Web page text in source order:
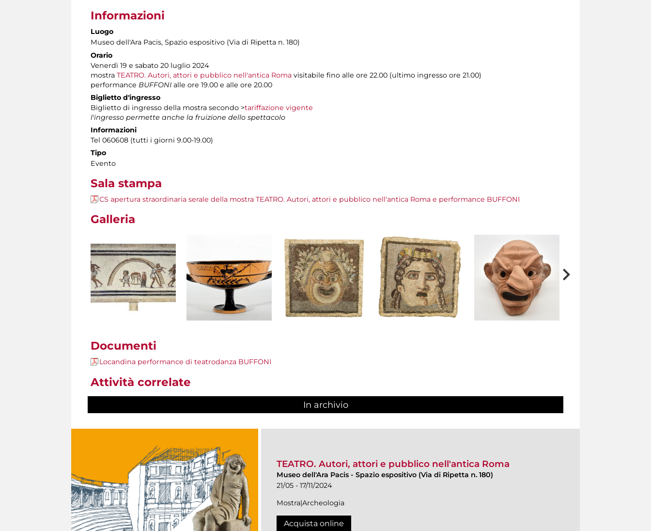
Informazioni
Luogo
Museo dell'Ara Pacis, Spazio espositivo (Via di Ripetta n. 180)
Orario
Venerdì 19 e sabato 20 luglio 2024
mostra TEATRO. Autori, attori e pubblico nell'antica Roma visitabile fino alle ore 22.00 (ultimo ingresso ore 21.00)
performance BUFFONI alle ore 19.00 e alle ore 20.00
Biglietto d'ingresso
Biglietto di ingresso della mostra secondo >tariffazione vigente
l'ingresso permette anche la fruizione dello spettacolo
Informazioni
Tel 060608 (tutti i giorni 9.00-19.00)
Tipo
Evento
Sala stampa
CS apertura straordinaria serale della mostra TEATRO. Autori, attori e pubblico nell'antica Roma e performance BUFFONI
Galleria
Documenti
Locandina performance di teatrodanza BUFFONI
Attività correlate
In archivio
TEATRO. Autori, attori e pubblico nell'antica Roma
Museo dell'Ara Pacis - Spazio espositivo (Via di Ripetta n. 180)
21/05 - 17/11/2024
Mostra|Archeologia
Acquista online